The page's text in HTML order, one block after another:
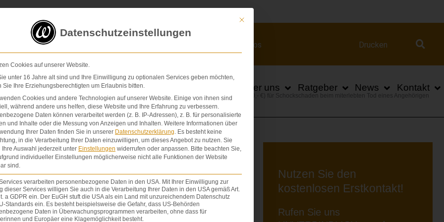
E-Mail Videos Drucken
& Schadensersatz Über uns Ratgeber News Kontakt
Home|Schmerzensgeld (100.000,- €) für Schockschaden beim miterlebten Tod eines Angehörigen
miterlebten Tod eines Angehörigen
Nutzen Sie den
kostenlosen Erstkontakt!
Rufen Sie uns
Mit diesem Button wird der Dialog geschlossen. Seine Funktionalität ist
Datenschutzeinstellungen
Cookies auf unserer Website.
unter 16 Jahre alt sind und Ihre Einwilligung zu optionalen Services geben möchten,
Sie Ihre Erziehungsberechtigten um Erlaubnis bitten.
Cookies und andere Technologien auf unserer Website. Einige von ihnen sind
während andere uns helfen, diese Website und Ihre Erfahrung zu verbessern.
Daten können verarbeitet werden (z. B. IP-Adressen), z. B. für personalisierte
und Inhalte oder die Messung von Anzeigen und Inhalten. Weitere Informationen über
Ihrer Daten finden Sie in unserer Datenschutzerklärung. Es besteht keine
in die Verarbeitung Ihrer Daten einzuwilligen, um dieses Angebot zu nutzen. Sie
Ihre Auswahl jederzeit unter Einstellungen widerrufen oder anpassen. Bitte beachten Sie,
individueller Einstellungen möglicherweise nicht alle Funktionen der Website
sind.
verarbeiten personenbezogene Daten in den USA. Mit Ihrer Einwilligung zur
dieser Services willigen Sie auch in die Verarbeitung Ihrer Daten in den USA gemäß Art.
a GDPR ein. Der EuGH stuft die USA als ein Land mit unzureichendem Datenschutz
Standards ein. Es besteht beispielsweise die Gefahr, dass US-Behörden
Daten in Überwachungsprogrammen verarbeiten, ohne dass für
und Europäer eine Klagemöglichkeit besteht.